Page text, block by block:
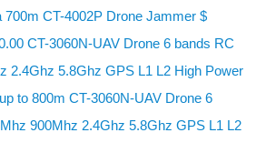
CT-4002P Drone Jammer $
CT-3060N-UAV Drone 6 bands RC
2.4Ghz 5.8Ghz GPS L1 L2 High Power
to 800m CT-3060N-UAV Drone 6
900Mhz 2.4Ghz 5.8Ghz GPS L1 L2